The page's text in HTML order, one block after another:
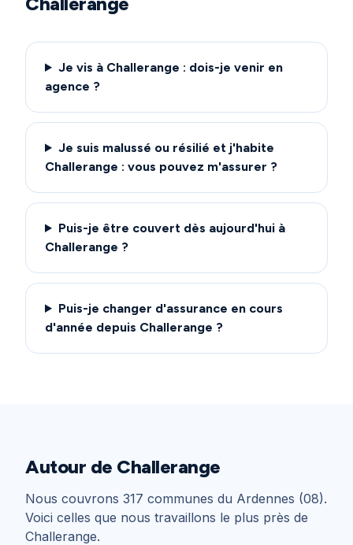
Je vis à Challerange : dois-je venir en
agence ?
Je suis malussé ou résilié et j'habite
Challerange : vous pouvez m'assurer ?
Puis-je être couvert dès aujourd'hui à
Challerange ?
Puis-je changer d'assurance en cours
d'année depuis Challerange ?
Autour de Challerange
Nous couvrons 317 communes du Ardennes (08).
Voici celles que nous travaillons le plus près de
Challerange.